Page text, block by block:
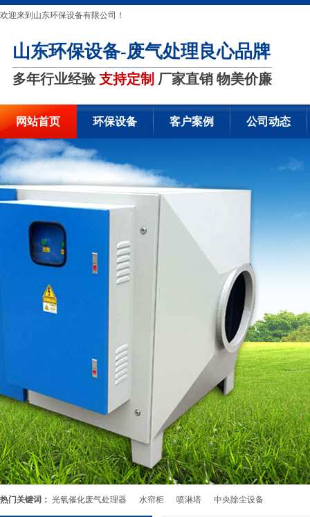
欢迎来到山东环保设备有限公司！
山东环保设备-废气处理良心品牌
多年行业经验支持定制 厂家直销 物美价廉
网站首页 环保设备 客户案例 公司动态
热门关键词： 光氧催化废气处理器 水帘柜 喷淋塔 中央除尘设备